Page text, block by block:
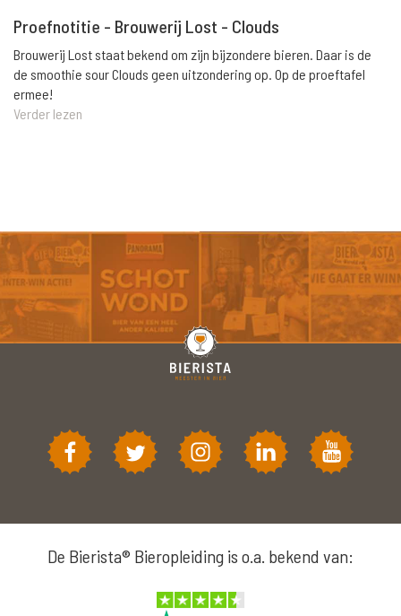
Proefnotitie - Brouwerij Lost - Clouds
Brouwerij Lost staat bekend om zijn bijzondere bieren. Daar is de
de smoothie sour Clouds geen uitzondering op. Op de proeftafel
ermee!
Verder lezen
De Bierista® Bieropleiding is o.a. bekend van: